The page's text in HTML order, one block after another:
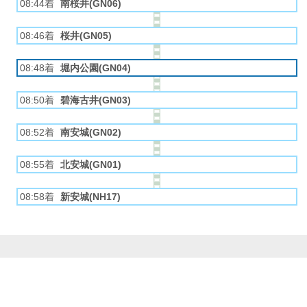
08:44着 南桜井(GN06)
08:46着 桜井(GN05)
08:48着 堀内公園(GN04)
08:50着 碧海古井(GN03)
08:52着 南安城(GN02)
08:55着 北安城(GN01)
08:58着 新安城(NH17)